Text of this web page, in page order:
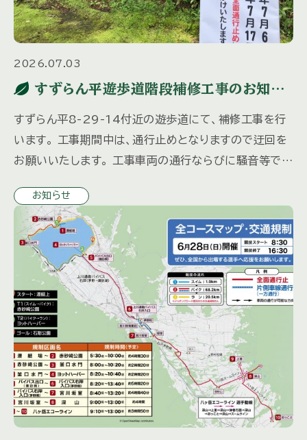
2026.07.03
すずらん平遊歩道階段補修工事のお知ら
すずらん平8-29-14付近の遊歩道にて、補修工事を行
います。 工事期間中は、通行止めとなりますので迂回を
お願いいたします。 工事車両の通行ならびに騒音等でご
で 何とぞ […]
お知らせ